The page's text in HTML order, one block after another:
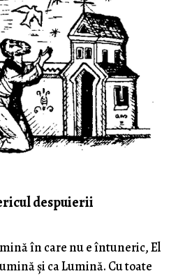
despuierii
în care nu e întuneric, El
şi ca Lumină. Cu toate